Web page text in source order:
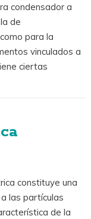
condensador a
de
para la
vinculados a
ciertas
constituye una
las partículas
de la